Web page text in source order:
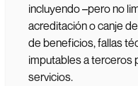
incluyendo –pero no
acreditación o canje
de beneficios, fallas
imputables a terceros
servicios.